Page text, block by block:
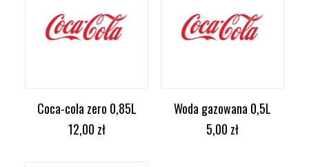
DODAJ DO KOSZYKA
Coca-cola zero 0,85L
12,00 zł
DODAJ DO KOSZYKA
Woda gazowana 0,5L
5,00 zł